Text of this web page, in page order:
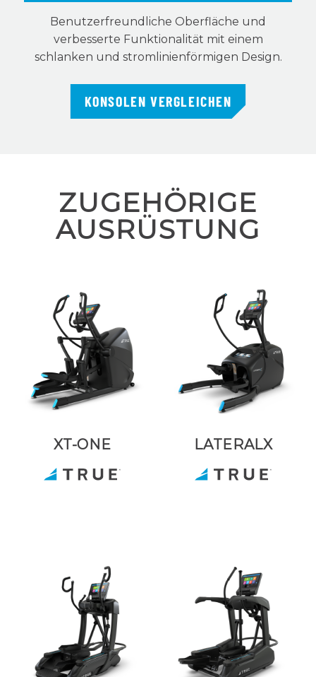
Benutzerfreundliche Oberfläche und
verbesserte Funktionalität mit einem
schlanken und stromlinienförmigen Design.
KONSOLEN VERGLEICHEN
ZUGEHÖRIGE
AUSRÜSTUNG
XT-ONE LATERALX